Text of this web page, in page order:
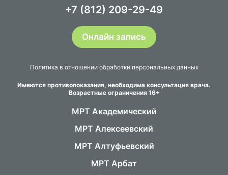
+7 (812) 209-29-49
Онлайн запись
Политика в отношении обработки персональных данных
Имеются противопоказания, необходима консультация врача.
Возрастные ограничения 16+
МРТ Академический
МРТ Алексеевский
МРТ Алтуфьевский
МРТ Арбат